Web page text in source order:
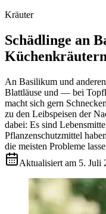
Kräuter
Schädlinge an
Küchenkräutern
An Basilikum und
Blattläuse und — bei
macht sich gern
zu den Leibspeisen der
dabei: Es sind
Pflanzenschutzmittel
die meisten Probleme
Aktualisiert am 5. Juli